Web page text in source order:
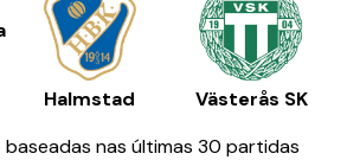
Halmstad
Västerås SK
nas últimas 30 partidas